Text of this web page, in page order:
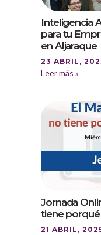
Inteligencia
para tu
en Aljaraque
23 ABRIL,
Leer más »
Jornada
tiene
21 ABRIL,